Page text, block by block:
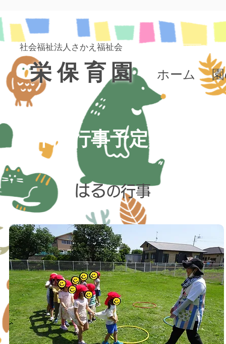
社会福祉法人さかえ​福祉会
栄保育園 ホーム
年間行事予定
はるの行事